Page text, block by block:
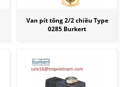
Van pít tông 2/2 chiều Type
0285 Burkert